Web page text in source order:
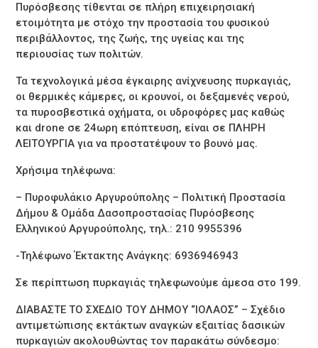
Πυρόσβεσης τίθενται σε πλήρη επιχειρησιακή
ετοιμότητα με στόχο την προστασία του φυσικού
περιβάλλοντος, της ζωής, της υγείας και της
περιουσίας των πολιτών.
Τα τεχνολογικά μέσα έγκαιρης ανίχνευσης πυρκαγιάς,
οι θερμικές κάμερες, οι κρουνοί, οι δεξαμενές νερού,
τα πυροσβεστικά οχήματα, οι υδροφόρες μας καθώς
και drone σε 24ωρη επόπτευση, είναι σε ΠΛΗΡΗ
ΛΕΙΤΟΥΡΓΙΑ για να προστατέψουν το βουνό μας.
Χρήσιμα τηλέφωνα:
– Πυροφυλάκιο Αργυρούπολης – Πολιτική Προστασία
Δήμου & Ομάδα Δασοπροστασίας Πυρόσβεσης
Ελληνικού Αργυρούπολης, τηλ.: 210 9955396
-Τηλέφωνο Έκτακτης Ανάγκης: 6936946943
Σε περίπτωση πυρκαγιάς τηλεφωνούμε άμεσα στο 199.
ΔΙΑΒΑΣΤΕ ΤΟ ΣΧΕΔΙΟ ΤΟΥ ΔΗΜΟΥ “ΙΟΛΑΟΣ” – Σχέδιο
αντιμετώπισης εκτάκτων αναγκών εξαιτίας δασικών
πυρκαγιών ακολουθώντας τον παρακάτω σύνδεσμο: